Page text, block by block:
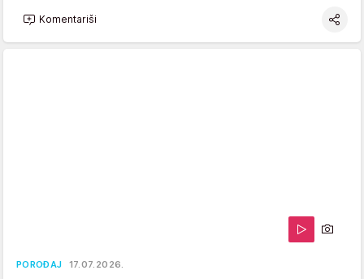
Komentariši
POROĐAJ 17.07.2026.